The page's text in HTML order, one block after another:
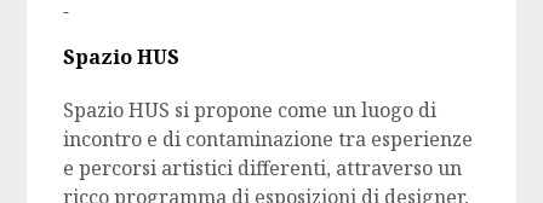
Spazio HUS
Spazio HUS si propone come un luogo di
incontro e di contaminazione tra esperienze
e percorsi artistici differenti, attraverso un
ricco programma di esposizioni di designer,